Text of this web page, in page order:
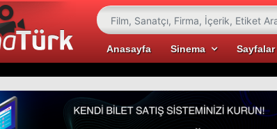
Anasayfa Sinema Sayfalar